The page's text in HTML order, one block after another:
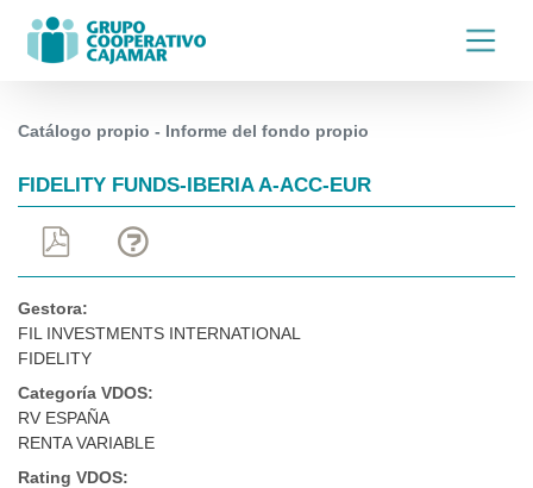
Catálogo propio - Informe del fondo propio
FIDELITY FUNDS-IBERIA A-ACC-EUR
Gestora:
FIL INVESTMENTS INTERNATIONAL
FIDELITY
Categoría VDOS:
RV ESPAÑA
RENTA VARIABLE
Rating VDOS: